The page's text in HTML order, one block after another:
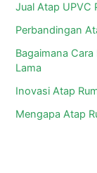
Jual Atap UPVC
Perbandingan
Bagaimana
Lama
Inovasi Atap
Mengapa Atap